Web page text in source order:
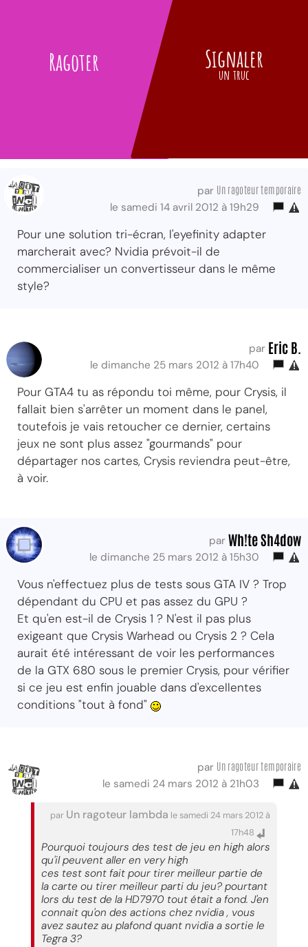
Ragoter Signaler
un truc
par Un ragoteur temporaire
le samedi 14 avril 2012 à 19h29
Pour une solution tri-écran, l'eyefinity adapter
marcherait avec? Nvidia prévoit-il de
commercialiser un convertisseur dans le même
style?
par Eric B.
le dimanche 25 mars 2012 à 17h40
Pour GTA4 tu as répondu toi même, pour Crysis, il
fallait bien s'arrêter un moment dans le panel,
toutefois je vais retoucher ce dernier, certains
jeux ne sont plus assez "gourmands" pour
départager nos cartes, Crysis reviendra peut-être,
à voir.
par Wh!te Sh4dow
le dimanche 25 mars 2012 à 15h30
Vous n'effectuez plus de tests sous GTA IV ? Trop
dépendant du CPU et pas assez du GPU ?
Et qu'en est-il de Crysis 1 ? N'est il pas plus
exigeant que Crysis Warhead ou Crysis 2 ? Cela
aurait été intéressant de voir les performances
de la GTX 680 sous le premier Crysis, pour vérifier
si ce jeu est enfin jouable dans d'excellentes
conditions "tout à fond"
par Un ragoteur temporaire
le samedi 24 mars 2012 à 21h03
par Un ragoteur lambda le samedi 24 mars 2012 à
17h48
Pourquoi toujours des test de jeu en high alors
qu'il peuvent aller en very high
ces test sont fait pour tirer meilleur partie de
la carte ou tirer meilleur parti du jeu? pourtant
lors du test de la HD7970 tout était a fond. J'en
connait qu'on des actions chez nvidia , vous
avez sautez au plafond quant nvidia a sortie le
Tegra 3?